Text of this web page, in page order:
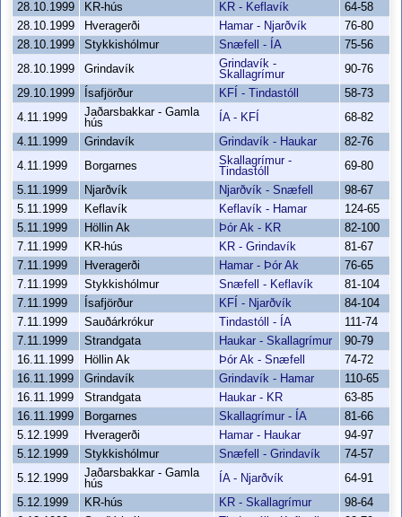
28.10.1999
KR-hús KR - Keflavík
64-58
28.10.1999
Hveragerði Hamar - Njarðvík
76-80
28.10.1999
Stykkishólmur Snæfell - ÍA
75-56
28.10.1999
Grindavík
Grindavík -
Skallagrímur
90-76
29.10.1999
Ísafjörður KFÍ - Tindastóll
58-73
4.11.1999
Jaðarsbakkar - Gamla
hús
ÍA - KFÍ
68-82
4.11.1999
Grindavík Grindavík - Haukar
82-76
4.11.1999
Borgarnes
Skallagrímur -
Tindastóll
69-80
5.11.1999
Njarðvík Njarðvík - Snæfell
98-67
5.11.1999
Keflavík Keflavík - Hamar
124-65
5.11.1999
Höllin Ak Þór Ak - KR
82-100
7.11.1999
KR-hús KR - Grindavík
81-67
7.11.1999
Hveragerði Hamar - Þór Ak
76-65
7.11.1999
Stykkishólmur Snæfell - Keflavík
81-104
7.11.1999
Ísafjörður KFÍ - Njarðvík
84-104
7.11.1999
Sauðárkrókur Tindastóll - ÍA
111-74
7.11.1999
Strandgata Haukar - Skallagrímur
90-79
16.11.1999
Höllin Ak Þór Ak - Snæfell
74-72
16.11.1999
Grindavík Grindavík - Hamar
110-65
16.11.1999
Strandgata Haukar - KR
63-85
16.11.1999
Borgarnes Skallagrímur - ÍA
81-66
5.12.1999
Hveragerði Hamar - Haukar
94-97
5.12.1999
Stykkishólmur Snæfell - Grindavík
74-57
5.12.1999
Jaðarsbakkar - Gamla
hús
ÍA - Njarðvík
64-91
5.12.1999
KR-hús KR - Skallagrímur
98-64